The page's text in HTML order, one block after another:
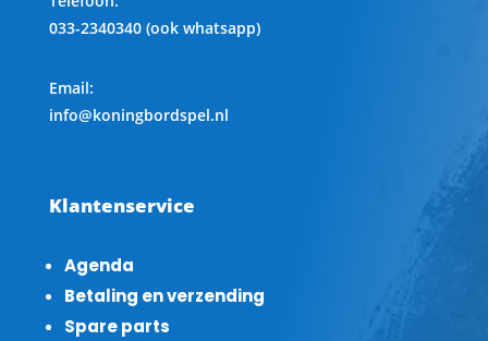
033-2340340 (ook whatsapp)
Email:
info@koningbordspel.nl
Klantenservice
Agenda
Betaling en verzending
Spare parts